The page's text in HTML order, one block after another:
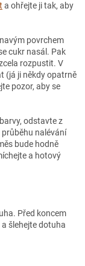
a ohřejte ji tak, aby
povrchem
cukr nasál. Pak
rozpustit. V
(já ji někdy opatrně
pozor, aby se
odstavte z
nalévání
bude hodně
a hotový
Před koncem
šlehejte dotuha